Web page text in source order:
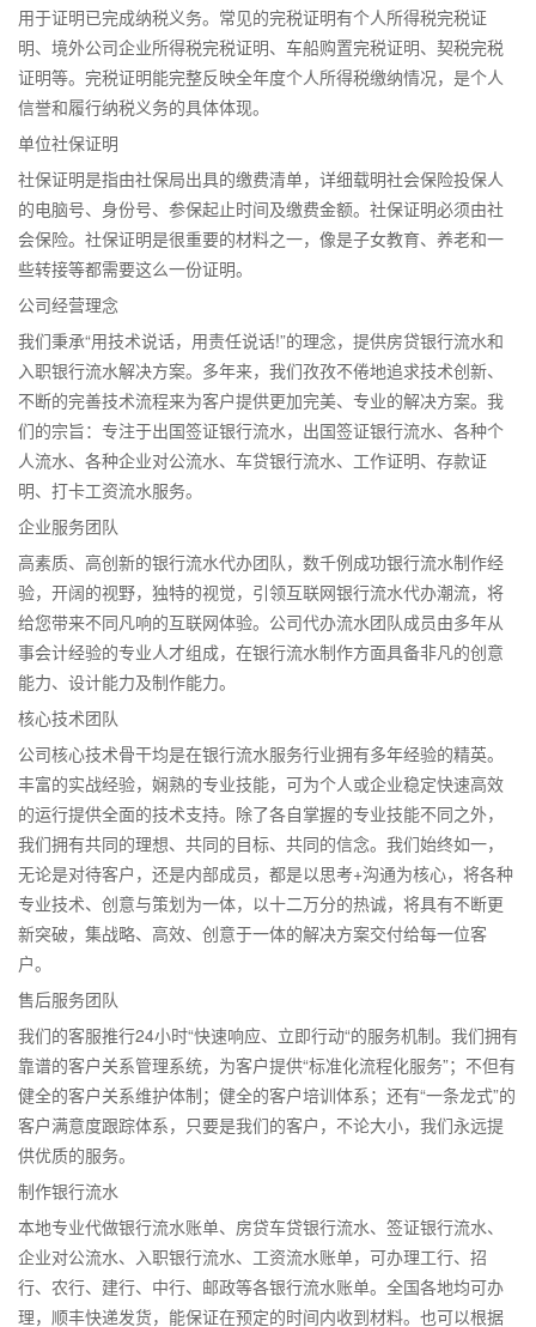
用于证明已完成纳税义务。常见的完税证明有个人所得税完税证
明、境外公司企业所得税完税证明、车船购置完税证明、契税完税
证明等。完税证明能完整反映全年度个人所得税缴纳情况，是个人
信誉和履行纳税义务的具体体现。
单位社保证明
社保证明是指由社保局出具的缴费清单，详细载明社会保险投保人
的电脑号、身份号、参保起止时间及缴费金额。社保证明必须由社
会保险。社保证明是很重要的材料之一，像是子女教育、养老和一
些转接等都需要这么一份证明。
公司经营理念
我们秉承“用技术说话，用责任说话!”的理念，提供房贷银行流水和
入职银行流水解决方案。多年来，我们孜孜不倦地追求技术创新、
不断的完善技术流程来为客户提供更加完美、专业的解决方案。我
们的宗旨：专注于出国签证银行流水，出国签证银行流水、各种个
人流水、各种企业对公流水、车贷银行流水、工作证明、存款证
明、打卡工资流水服务。
企业服务团队
高素质、高创新的银行流水代办团队，数千例成功银行流水制作经
验，开阔的视野，独特的视觉，引领互联网银行流水代办潮流，将
给您带来不同凡响的互联网体验。公司代办流水团队成员由多年从
事会计经验的专业人才组成，在银行流水制作方面具备非凡的创意
能力、设计能力及制作能力。
核心技术团队
公司核心技术骨干均是在银行流水服务行业拥有多年经验的精英。
丰富的实战经验，娴熟的专业技能，可为个人或企业稳定快速高效
的运行提供全面的技术支持。除了各自掌握的专业技能不同之外，
我们拥有共同的理想、共同的目标、共同的信念。我们始终如一，
无论是对待客户，还是内部成员，都是以思考+沟通为核心，将各种
专业技术、创意与策划为一体，以十二万分的热诚，将具有不断更
新突破，集战略、高效、创意于一体的解决方案交付给每一位客
户。
售后服务团队
我们的客服推行24小时“快速响应、立即行动“的服务机制。我们拥有
靠谱的客户关系管理系统，为客户提供“标准化流程化服务”；不但有
健全的客户关系维护体制；健全的客户培训体系；还有“一条龙式”的
客户满意度跟踪体系，只要是我们的客户，不论大小，我们永远提
供优质的服务。
制作银行流水
本地专业代做银行流水账单、房贷车贷银行流水、签证银行流水、
企业对公流水、入职银行流水、工资流水账单，可办理工行、招
行、农行、建行、中行、邮政等各银行流水账单。全国各地均可办
理，顺丰快递发货，能保证在预定的时间内收到材料。也可以根据